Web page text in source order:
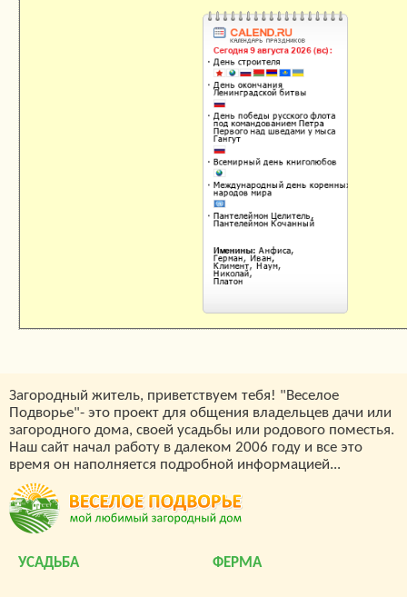
Календарь праздников
Загородный житель, приветствуем тебя! "Веселое
Подворье"- это проект для общения владельцев дачи или
загородного дома, своей усадьбы или родового поместья.
Наш сайт начал работу в далеком 2006 году и все это
время он наполняется подробной информацией...
УСАДЬБА ФЕРМА